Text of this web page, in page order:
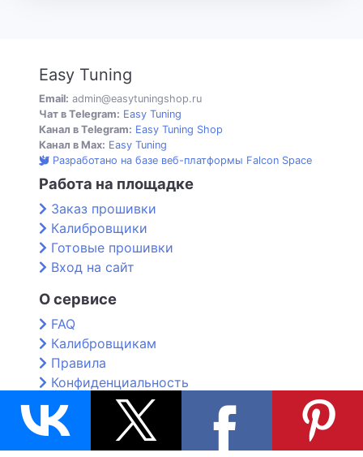
Easy Tuning
Email: admin@easytuningshop.ru
Чат в Telegram: Easy Tuning
Канал в Telegram: Easy Tuning Shop
Канал в Max: Easy Tuning
Разработано на базе веб-платформы Falcon Space
Работа на площадке
Заказ прошивки
Калибровщики
Готовые прошивки
Вход на сайт
О сервисе
FAQ
Калибровщикам
Правила
Конфиденциальность
Контакты